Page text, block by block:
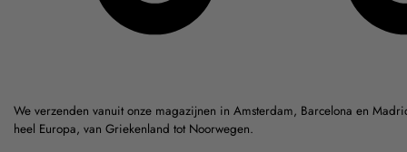
We verzenden vanuit onze magazijnen in Amsterdam, Barcelona en
heel Europa, van Griekenland tot Noorwegen.